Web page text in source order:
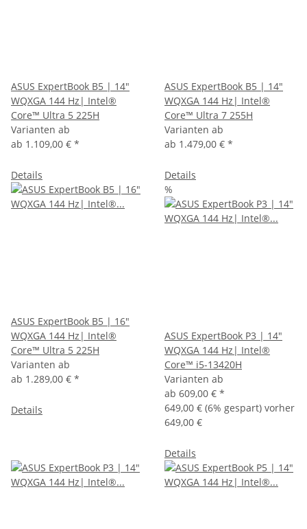
ASUS ExpertBook B5 | 14"
WQXGA 144 Hz| Intel®
Core™ Ultra 5 225H
Varianten ab
ab 1.109,00 € *
Details
ASUS ExpertBook B5 | 14"
WQXGA 144 Hz| Intel®
Core™ Ultra 7 255H
Varianten ab
ab 1.479,00 € *
Details
ASUS ExpertBook B5 | 16"
WQXGA 144 Hz| Intel®
Core™ Ultra 5 225H
Varianten ab
ab 1.289,00 € *
Details
%
ASUS ExpertBook P3 | 14"
WQXGA 144 Hz| Intel®
Core™ i5-13420H
Varianten ab
ab 609,00 € *
649,00 € (6% gespart) vorher
649,00 €
Details